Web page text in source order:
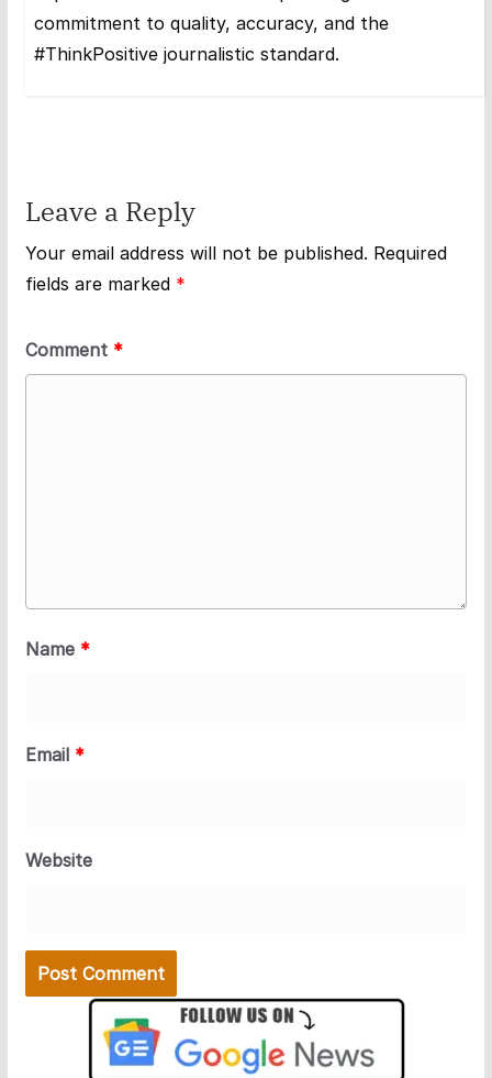
commitment to quality, accuracy, and the
#ThinkPositive journalistic standard.
Leave a Reply
Your email address will not be published. Required
fields are marked *
Comment *
Name *
Email *
Website